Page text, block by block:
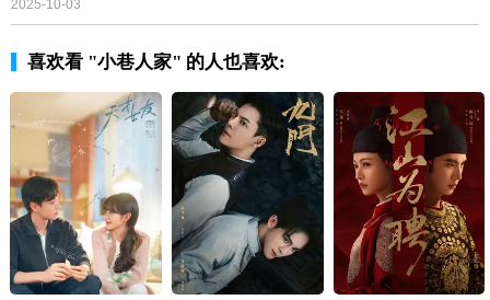
2025-10-03
喜欢看 "小巷人家" 的人也喜欢: